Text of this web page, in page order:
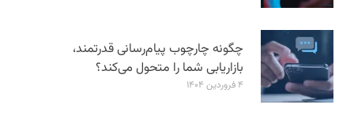
چگونه چارچوب پیام‌رسانی قدرتمند،
بازاریابی شما را متحول می‌کند؟
۴ فروردین ۱۴۰۴